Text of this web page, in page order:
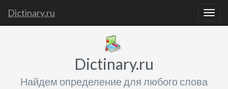
Dictinary.ru
Dictinary.ru
Найдем определение для любого слова